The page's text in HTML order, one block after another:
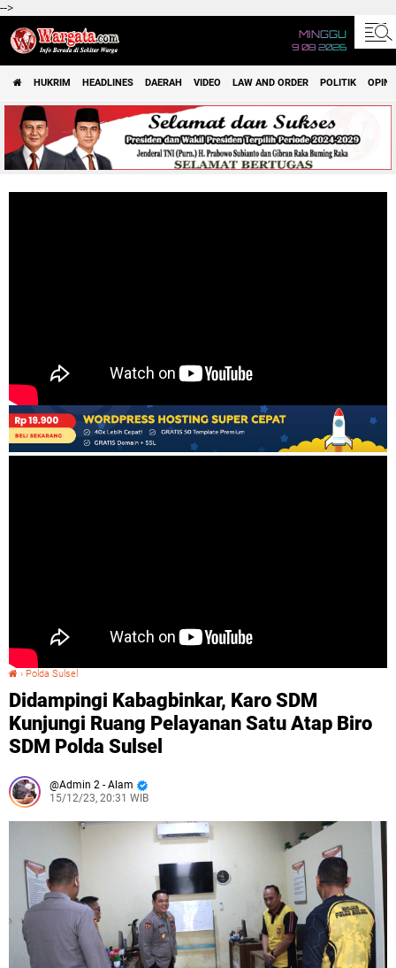
-->
MINGGU
9 08 2026
HUKRIM HEADLINES DAERAH VIDEO LAW AND ORDER POLITIK OPINI
› Polda Sulsel
Didampingi Kabagbinkar, Karo SDM
Kunjungi Ruang Pelayanan Satu Atap Biro
SDM Polda Sulsel
Admin 2 - Alam
15/12/23, 20:31 WIB